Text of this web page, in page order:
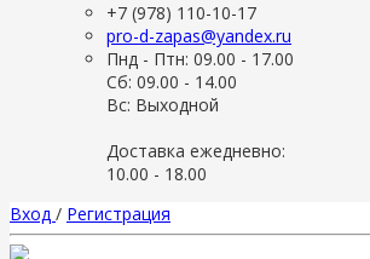
+7 (978) 110-10-17
pro-d-zapas@yandex.ru
Пнд - Птн: 09.00 - 17.00
Сб: 09.00 - 14.00
Вс: Выходной
Доставка ежедневно:
10.00 - 18.00
Вход / Регистрация